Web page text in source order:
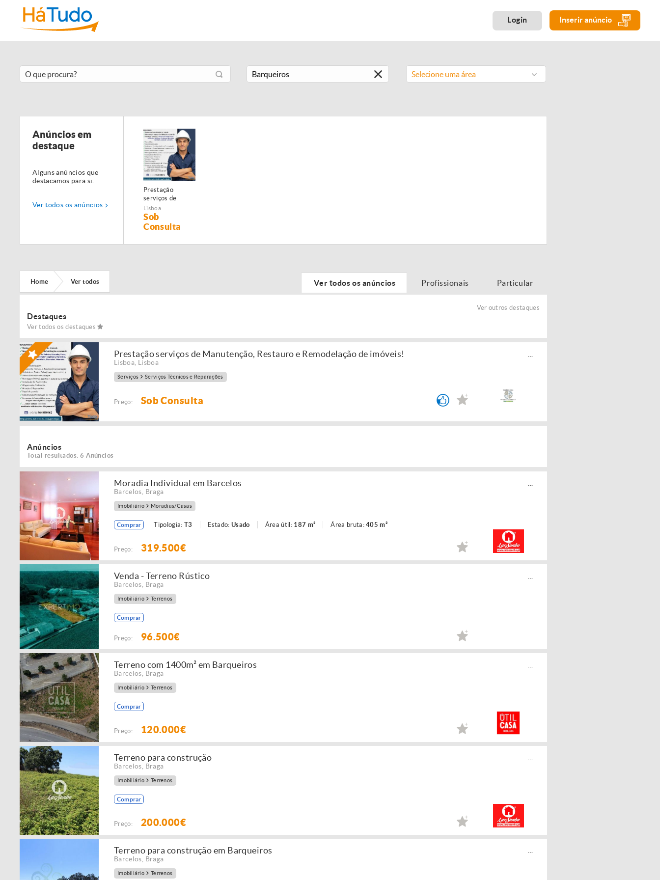
Login Inserir anúncio
Selecione uma área
Anúncios em
destaque
Alguns anúncios que
destacamos para si.
Ver todos os anúncios
Prestação
serviços de
Manutenção,
Restauro e
Remodelação de
imóveis!
Lisboa
Sob
Consulta
Home Ver todos Ver todos os anúncios Profissionais Particular
Ver outros destaques
Destaques
Ver todos os destaques
Prestação serviços de Manutenção, Restauro e Remodelação de imóveis!
Lisboa Lisboa
Serviços Serviços Técnicos e Reparações
Preço: Sob Consulta
Anúncios
Total resultados: 6 Anúncios
Moradia Individual em Barcelos
Barcelos Braga
Imobiliário Moradias/Casas
Comprar Tipologia: T3 Estado:Usado Área útil: 187 m² Área bruta:405 m²
Preço: 319.500€
Venda - Terreno Rústico
Barcelos Braga
Imobiliário Terrenos
Comprar
Preço: 96.500€
Terreno com 1400m² em Barqueiros
Barcelos Braga
Imobiliário Terrenos
Comprar
Preço: 120.000€
Terreno para construção
Barcelos Braga
Imobiliário Terrenos
Comprar
Preço: 200.000€
Terreno para construção em Barqueiros
Barcelos Braga
Imobiliário Terrenos